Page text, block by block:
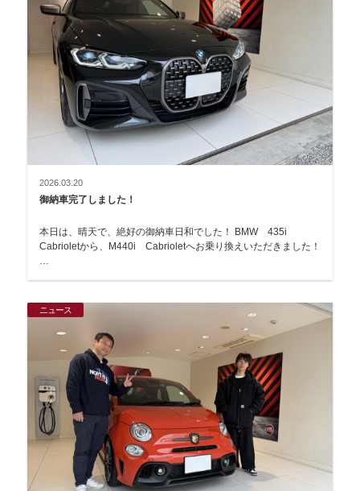
2026.03.20
御納車完了しました！
本日は、晴天で、絶好の御納車日和でした！ BMW 435i
Cabrioletから、M440i Cabrioletへお乗り換えいただきました！
ニュース